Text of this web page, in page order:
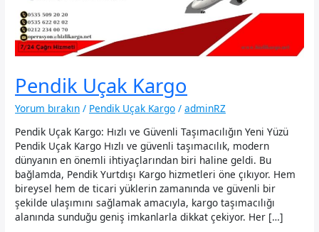
Pendik Uçak Kargo
Yorum bırakın / Pendik Uçak Kargo /adminRZ
Pendik Uçak Kargo: Hızlı ve Güvenli Taşımacılığın Yeni Yüzü
Pendik Uçak Kargo Hızlı ve güvenli taşımacılık, modern
dünyanın en önemli ihtiyaçlarından biri haline geldi. Bu
bağlamda, Pendik Yurtdışı Kargo hizmetleri öne çıkıyor. Hem
bireysel hem de ticari yüklerin zamanında ve güvenli bir
şekilde ulaşımını sağlamak amacıyla, kargo taşımacılığı
alanında sunduğu geniş imkanlarla dikkat çekiyor. Her […]